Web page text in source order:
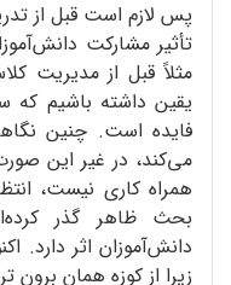
پس لازم است قبل از
تأثیر مشارکت
مثلاً قبل از مدیریت
یقین داشته باشیم که
فایده است. چنین
می‌کند، در غیر این
همراه کاری نیست،
بحث ظاهر گذر
دانش‌آموزان اثر دارد.
زیرا از کوزه همان برون